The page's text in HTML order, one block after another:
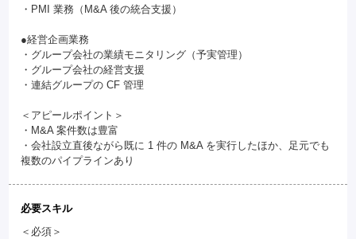
・PMI 業務（M&A 後の統合支援）
●経営企画業務
・グループ会社の業績モニタリング（予実管理）
・グループ会社の経営支援
・連結グループの CF 管理
＜アピールポイント＞
・M&A 案件数は豊富
・会社設立直後ながら既に 1 件の M&A を実行したほか、足元でも
複数のパイプラインあり
必要スキル
＜必須＞